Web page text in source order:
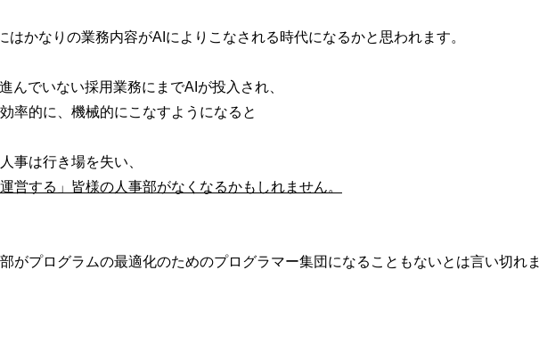
はかなりの業務内容がAIによりこなされる時代になるかと思われます。
んでいない採用業務にまでAIが投入され、
率的に、機械的にこなすようになると
事は行き場を失い、
営する」皆様の人事部がなくなるかもしれません。
がプログラムの最適化のためのプログラマー集団になることもないとは言い切れ